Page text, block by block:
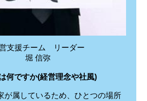
支援チーム リーダー
堀 信弥
何ですか(経営理念や社風)
が属しているため、ひとつの場所